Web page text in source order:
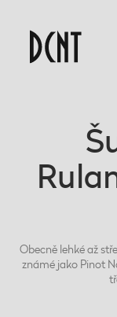
Obecně lehké až
známé jako Pinot